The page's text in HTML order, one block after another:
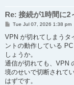
Re: 接続が1時間に2
P
s
Tue Jul 07, 2026 1:38 pm
VPN が切れてしまうタ
ントの動作している
しょうか。
通信が切れても、VPN
境のせいで切断されて
はずです。